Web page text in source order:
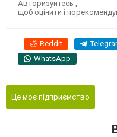
Авторизуйтесь
щоб оцінити і
Reddit
WhatsApp
Це моє підприємство